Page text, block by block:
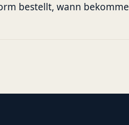
bestellt, wann bekomme